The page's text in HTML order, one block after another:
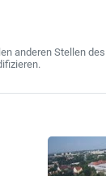
anderen Stellen